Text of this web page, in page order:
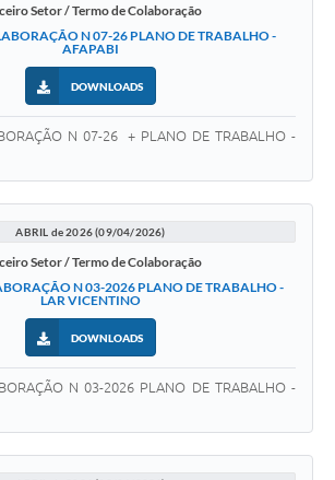
Setor / Termo de Colaboração
N 07-26 PLANO DE TRABALHO -
AFAPABI
DOWNLOADS
N 07-26 + PLANO DE TRABALHO -
ABRIL de 2026 (09/04/2026)
Setor / Termo de Colaboração
N 03-2026 PLANO DE TRABALHO -
LAR VICENTINO
DOWNLOADS
N 03-2026 PLANO DE TRABALHO -